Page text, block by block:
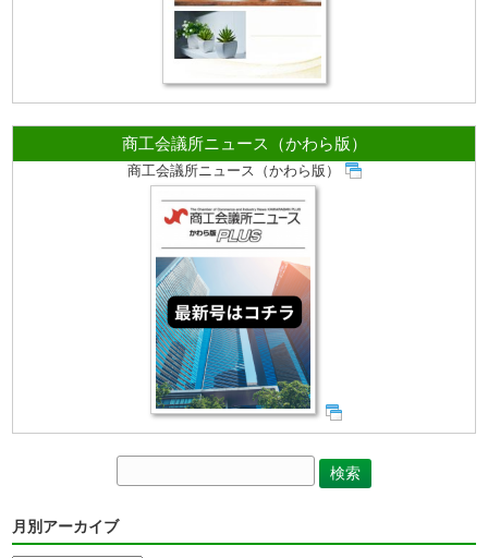
商工会議所ニュース（かわら版）
商工会議所ニュース（かわら版）
月別アーカイブ